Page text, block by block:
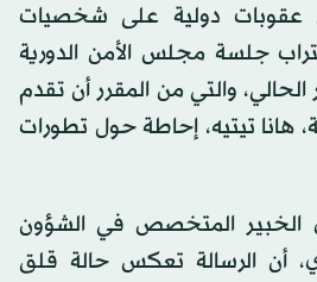
عقوبات دولية على شخصيات
جلسة مجلس الأمن الدورية
والتي من المقرر أن تقدم
هانا تيتيه، إحاطة حول تطورات
الخبير المتخصص في الشؤون
أن الرسالة تعكس حالة قلق